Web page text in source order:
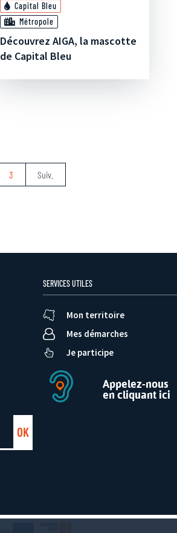
Capital Bleu
Métropole
Découvrez AIGA, la mascotte
de Capital Bleu
3 Suiv.
SERVICES UTILES
Mon territoire
Mes démarches
Je participe
Appelez-nous
en cliquant ici